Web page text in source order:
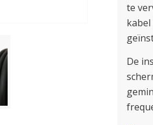
te
De